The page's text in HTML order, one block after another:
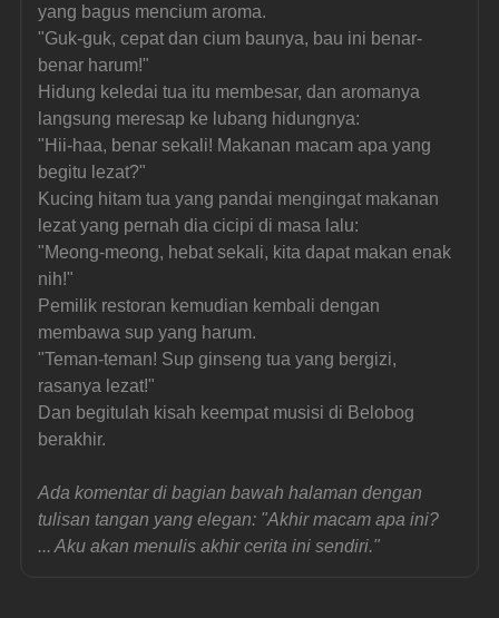
yang bagus mencium aroma.
"Guk-guk, cepat dan cium baunya, bau ini benar-
benar harum!"
Hidung keledai tua itu membesar, dan aromanya
langsung meresap ke lubang hidungnya:
"Hii-haa, benar sekali! Makanan macam apa yang
begitu lezat?"
Kucing hitam tua yang pandai mengingat makanan
lezat yang pernah dia cicipi di masa lalu:
"Meong-meong, hebat sekali, kita dapat makan enak
nih!"
Pemilik restoran kemudian kembali dengan
membawa sup yang harum.
"Teman-teman! Sup ginseng tua yang bergizi,
rasanya lezat!"
Dan begitulah kisah keempat musisi di Belobog
berakhir.
Ada komentar di bagian bawah halaman dengan
tulisan tangan yang elegan: "Akhir macam apa ini?
... Aku akan menulis akhir cerita ini sendiri."